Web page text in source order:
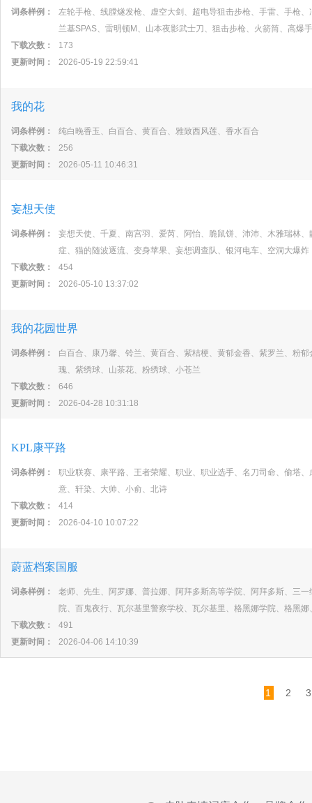
词条样例：
左轮手枪、线膛燧发枪、虚空大剑、超电导狙击步枪、手雷、手枪
兰基SPAS、雷明顿M、山本夜影武士刀、狙击步枪、火箭筒、高爆
下载次数：
173
更新时间：
2026-05-19 22:59:41
我的花
词条样例：
纯白晚香玉、白百合、黄百合、雅致西风莲、香水百合
下载次数：
256
更新时间：
2026-05-11 10:46:31
妄想天使
词条样例：
妄想天使、千夏、南宫羽、爱芮、阿怡、脆鼠饼、沛沛、木雅瑞林
症、猫的随波逐流、变身苹果、妄想调查队、银河电车、空洞大爆炸
下载次数：
454
更新时间：
2026-05-10 13:37:02
我的花园世界
词条样例：
白百合、康乃馨、铃兰、黄百合、紫桔梗、黄郁金香、紫罗兰、粉
瑰、紫绣球、山茶花、粉绣球、小苍兰
下载次数：
646
更新时间：
2026-04-28 10:31:18
KPL康平路
词条样例：
职业联赛、康平路、王者荣耀、职业、职业选手、名刀司命、偷塔
意、轩染、大帅、小俞、北诗
下载次数：
414
更新时间：
2026-04-10 10:07:22
蔚蓝档案国服
词条样例：
老师、先生、阿罗娜、普拉娜、阿拜多斯高等学院、阿拜多斯、三
院、百鬼夜行、瓦尔基里警察学校、瓦尔基里、格黑娜学院、格黑
下载次数：
491
更新时间：
2026-04-06 14:10:39
1 2 3